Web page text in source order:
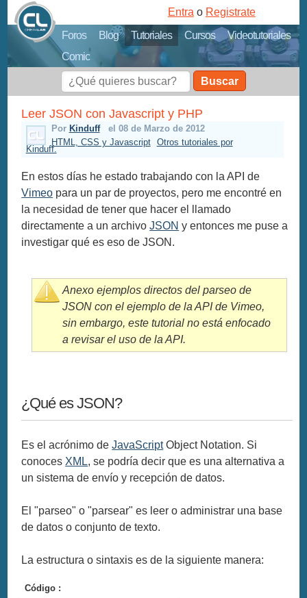
Foros Blog Tutoriales Cursos
Videotutoriales
Comic
Entra o Registrate
Buscar
Leer JSON con Javascript y PHP
Por Kinduff
el 08 de Marzo de 2012
HTML, CSS y Javascript
Otros tutoriales por
Kinduff.
En estos días he estado trabajando con la API de
Vimeo para un par de proyectos, pero me encontré en
la necesidad de tener que hacer el llamado
directamente a un archivoJSON y entonces me puse a
investigar qué es eso de JSON.
Anexo ejemplos directos del parseo de
JSON con el ejemplo de la API de Vimeo,
sin embargo, este tutorial no está enfocado
a revisar el uso de la API.
¿Qué es JSON?
Es el acrónimo deJavaScriptObject Notation. Si
conoces XML, se podría decir que es una alternativa a
un sistema de envío y recepción de datos.
El "parseo" o "parsear" es leer o administrar una base
de datos o conjunto de texto.
La estructura o sintaxis es de la siguiente manera:
Código :